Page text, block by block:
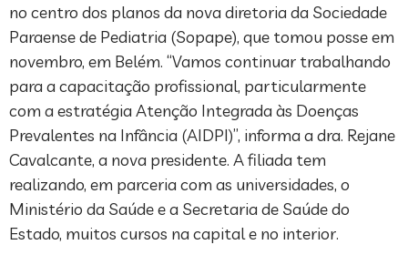
no centro dos planos da nova diretoria da Sociedade
Paraense de Pediatria (Sopape), que tomou posse em
novembro, em Belém. “Vamos continuar trabalhando
para a capacitação profissional, particularmente
com a estratégia Atenção Integrada às Doenças
Prevalentes na Infância (AIDPI)”, informa a dra. Rejane
Cavalcante, a nova presidente. A filiada tem
realizando, em parceria com as universidades, o
Ministério da Saúde e a Secretaria de Saúde do
Estado, muitos cursos na capital e no interior.